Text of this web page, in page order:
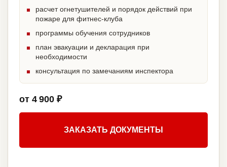
расчет огнетушителей и порядок действий при
пожаре для фитнес-клуба
программы обучения сотрудников
план эвакуации и декларация при
необходимости
консультация по замечаниям инспектора
от 4 900 ₽
ЗАКАЗАТЬ ДОКУМЕНТЫ